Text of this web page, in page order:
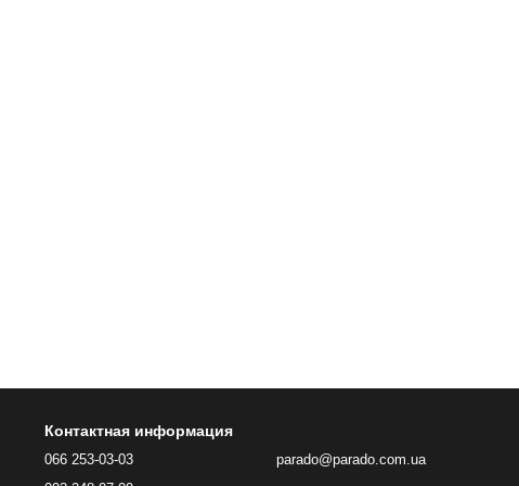
Контактная информация
066 253-03-03
parado@parado.com.ua